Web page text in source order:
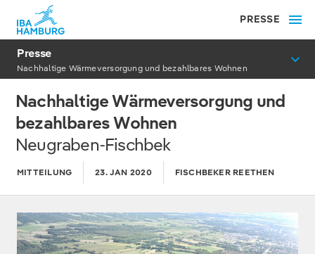
PRESSE
Presse
Nachhaltige Wärmeversorgung und bezahlbares Wohnen
Nachhaltige Wärmeversorgung und
bezahlbares Wohnen
Neugraben-Fischbek
MITTEILUNG 23. JAN 2020 FISCHBEKER REETHEN